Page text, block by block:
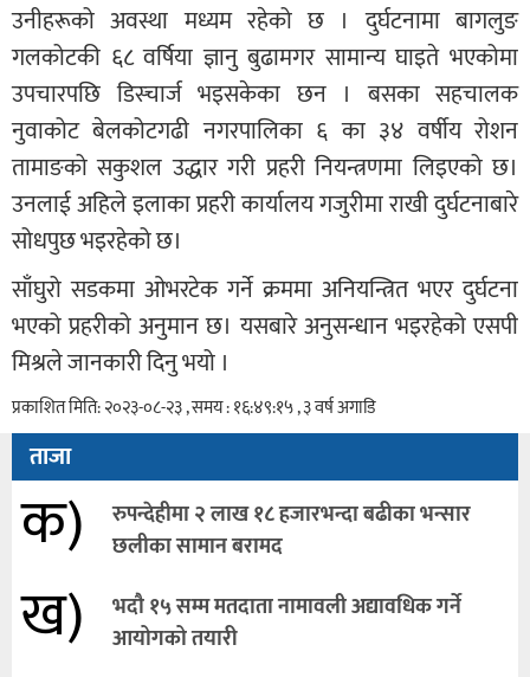
उनीहरूको अवस्था मध्यम रहेको छ । दुर्घटनामा बागलुङ
गलकोटकी ६८ वर्षिया ज्ञानु बुढामगर सामान्य घाइते भएकोमा
उपचारपछि डिस्चार्ज भइसकेका छन । बसका सहचालक
नुवाकोट बेलकोटगढी नगरपालिका ६ का ३४ वर्षीय रोशन
तामाङको सकुशल उद्धार गरी प्रहरी नियन्त्रणमा लिइएको छ।
उनलाई अहिले इलाका प्रहरी कार्यालय गजुरीमा राखी दुर्घटनाबारे
सोधपुछ भइरहेको छ।
साँघुरो सडकमा ओभरटेक गर्ने क्रममा अनियन्त्रित भएर दुर्घटना
भएको प्रहरीको अनुमान छ। यसबारे अनुसन्धान भइरहेको एसपी
मिश्रले जानकारी दिनु भयो ।
प्रकाशित मिति: २०२३-०८-२३ , समय : १६:४९:१५ , ३ वर्ष अगाडि
ताजा
क)
रुपन्देहीमा २ लाख १८ हजारभन्दा बढीका भन्सार
छलीका सामान बरामद
ख)
भदौ १५ सम्म मतदाता नामावली अद्यावधिक गर्ने
आयोगको तयारी